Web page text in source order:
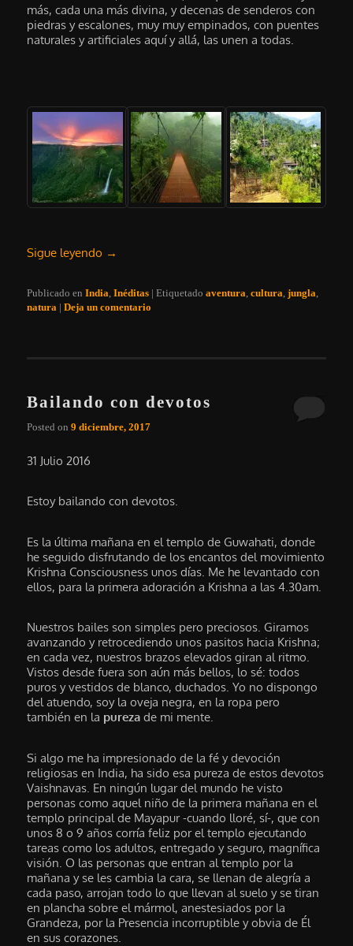
más, cada una más divina, y decenas de senderos con
piedras y escalones, muy muy empinados, con puentes
naturales y artificiales aquí y allá, las unen a todas.
Sigue leyendo →
Publicado en India ,Inéditas |Etiquetado aventura ,cultura ,jungla
natura |Deja un comentario
Bailando con devotos
Posted on9 diciembre, 2017
31 Julio 2016
Estoy bailando con devotos.
Es la última mañana en el templo de Guwahati, donde
he seguido disfrutando de los encantos del movimiento
Krishna Consciousness unos días. Me he levantado con
ellos, para la primera adoración a Krishna a las 4.30am.
Nuestros bailes son simples pero preciosos. Giramos
avanzando y retrocediendo unos pasitos hacia Krishna;
en cada vez, nuestros brazos elevados giran al ritmo.
Vistos desde fuera son aún más bellos, lo sé: todos
puros y vestidos de blanco, duchados. Yo no dispongo
del atuendo, soy la oveja negra, en la ropa pero
también en la pureza de mi mente.
Si algo me ha impresionado de la fé y devoción
religiosas en India, ha sido esa pureza de estos devotos
Vaishnavas. En ningún lugar del mundo he visto
personas como aquel niño de la primera mañana en el
templo principal de Mayapur -cuando lloré, sí-, que con
unos 8 o 9 años corría feliz por el templo ejecutando
tareas como los adultos, entregado y seguro, magnífica
visión. O las personas que entran al templo por la
mañana y se les cambia la cara, se llenan de alegría a
cada paso, arrojan todo lo que llevan al suelo y se tiran
en plancha sobre el mármol, anestesiados por la
Grandeza, por la Presencia incorruptible y obvia de Él
en sus corazones.